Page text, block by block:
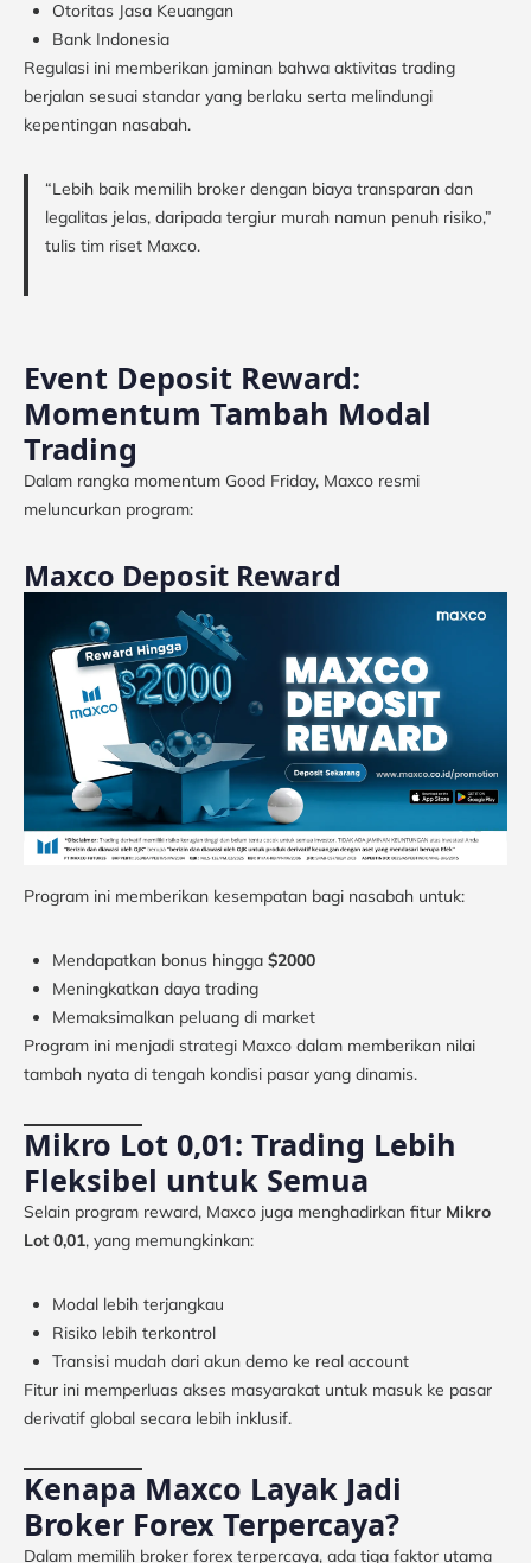
Otoritas Jasa Keuangan
Bank Indonesia
Regulasi ini memberikan jaminan bahwa aktivitas trading
berjalan sesuai standar yang berlaku serta melindungi
kepentingan nasabah.
“Lebih baik memilih broker dengan biaya transparan dan
legalitas jelas, daripada tergiur murah namun penuh risiko,”
tulis tim riset Maxco.
Event Deposit Reward:
Momentum Tambah Modal
Trading
Dalam rangka momentum Good Friday, Maxco resmi
meluncurkan program:
Maxco Deposit Reward
Program ini memberikan kesempatan bagi nasabah untuk:
Mendapatkan bonus hingga $2000
Meningkatkan daya trading
Memaksimalkan peluang di market
Program ini menjadi strategi Maxco dalam memberikan nilai
tambah nyata di tengah kondisi pasar yang dinamis.
Mikro Lot 0,01: Trading Lebih
Fleksibel untuk Semua
Selain program reward, Maxco juga menghadirkan fitur Mikro
Lot 0,01, yang memungkinkan:
Modal lebih terjangkau
Risiko lebih terkontrol
Transisi mudah dari akun demo ke real account
Fitur ini memperluas akses masyarakat untuk masuk ke pasar
derivatif global secara lebih inklusif.
Kenapa Maxco Layak Jadi
Broker Forex Terpercaya?
Dalam memilih broker forex terpercaya, ada tiga faktor utama